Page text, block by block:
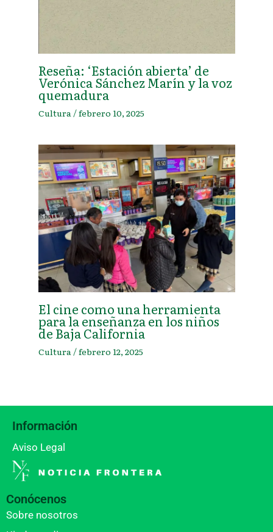
Reseña: ‘Estación abierta’ de
Verónica Sánchez Marín y la voz
quemadura
Cultura /febrero 10, 2025
El cine como una herramienta
para la enseñanza en los niños
de Baja California
Cultura /febrero 12, 2025
Información
Aviso Legal
Conócenos
Sobre nosotros